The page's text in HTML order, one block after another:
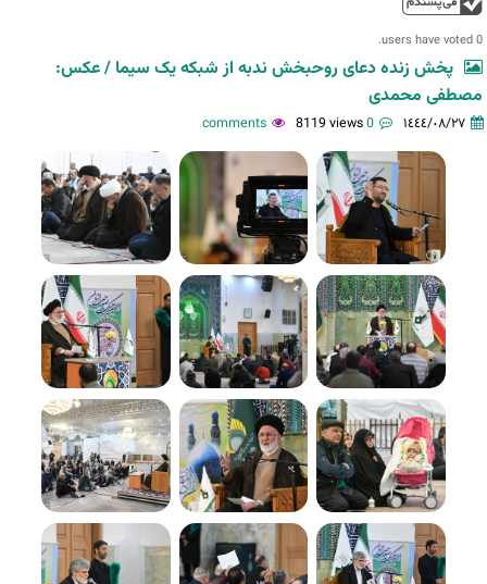
0 users have voted.
پخش زنده دعای روحبخش ندبه از شبکه یک سیما / عکس:
مصطفی محمدی
١٤٤٤/٠٨/٢٧ 0 comments
8119 views